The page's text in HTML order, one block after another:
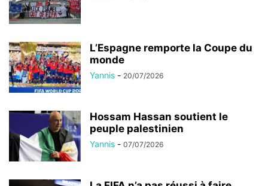
L’Espagne remporte la Coupe du
monde
Yannis - 20/07/2026
Hossam Hassan soutient le
peuple palestinien
Yannis - 07/07/2026